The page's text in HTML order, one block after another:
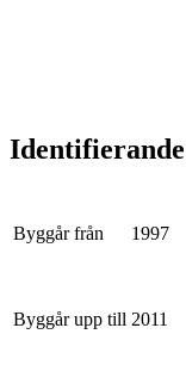
Byggår från 1997
Byggår upp till 2011